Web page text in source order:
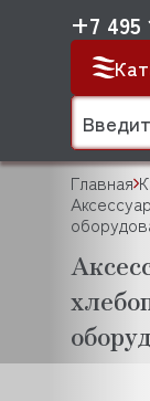
+7 495
Главная